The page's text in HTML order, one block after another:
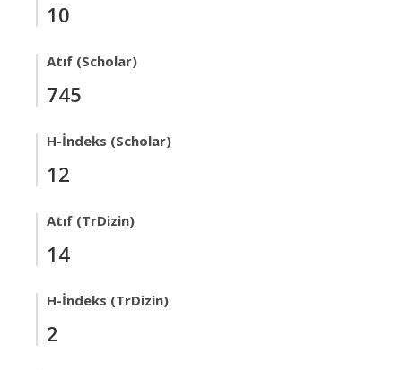
10
Atıf (Scholar)
745
H-İndeks (Scholar)
12
Atıf (TrDizin)
14
H-İndeks (TrDizin)
2